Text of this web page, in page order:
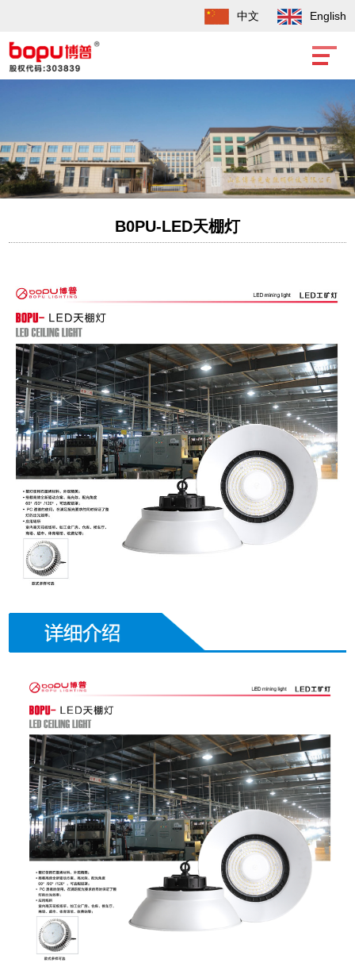
中文 English
B0PU-LED天棚灯